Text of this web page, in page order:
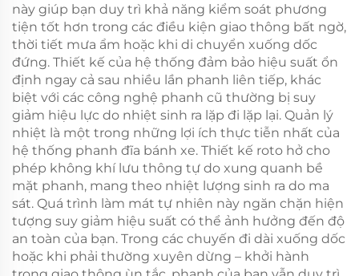
này giúp bạn duy trì khả năng kiểm soát phương
tiện tốt hơn trong các điều kiện giao thông bất ngờ,
thời tiết mưa ẩm hoặc khi di chuyển xuống dốc
đứng. Thiết kế của hệ thống đảm bảo hiệu suất ổn
định ngay cả sau nhiều lần phanh liên tiếp, khác
biệt với các công nghệ phanh cũ thường bị suy
giảm hiệu lực do nhiệt sinh ra lặp đi lặp lại. Quản lý
nhiệt là một trong những lợi ích thực tiễn nhất của
hệ thống phanh đĩa bánh xe. Thiết kế roto hở cho
phép không khí lưu thông tự do xung quanh bề
mặt phanh, mang theo nhiệt lượng sinh ra do ma
sát. Quá trình làm mát tự nhiên này ngăn chặn hiện
tượng suy giảm hiệu suất có thể ảnh hưởng đến độ
an toàn của bạn. Trong các chuyến đi dài xuống dốc
hoặc khi phải thường xuyên dừng – khởi hành